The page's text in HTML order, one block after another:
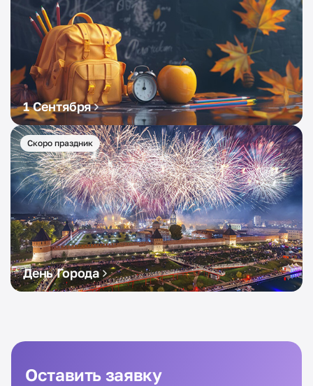
1 Сентября
Скоро праздник
День Города
Оставить заявку